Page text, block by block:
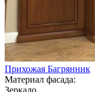
Прихожая Багрянник
Материал фасада:
Зеркало